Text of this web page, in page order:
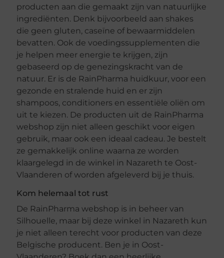
producten aan die gemaakt zijn van natuurlijke
ingrediënten. Denk bijvoorbeeld aan shakes
die geen gluten, caseïne of bewaarmiddelen
bevatten. Ook de voedingssupplementen die
je helpen meer energie te krijgen, zijn
gebaseerd op de genezingskracht van de
natuur. Er is de RainPharma huidkuur, voor een
gezonde en stralende huid en er zijn
shampoos, conditioners en essentiële oliën om
uit te kiezen. De producten uit de RainPharma
webshop zijn niet alleen geschikt voor eigen
gebruik, maar ook een ideaal cadeau. Je bestelt
ze gemakkelijk online waarna ze worden
klaargelegd in de winkel in Nazareth te Oost-
Vlaanderen of worden afgeleverd bij je thuis.
Kom helemaal tot rust
De RainPharma webshop is in beheer van
Silhouelle, maar bij deze winkel in Nazareth kun
je niet alleen terecht voor producten van deze
Belgische producent. Ben je in Oost-